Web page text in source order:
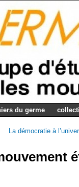
du germe
La démocratie à